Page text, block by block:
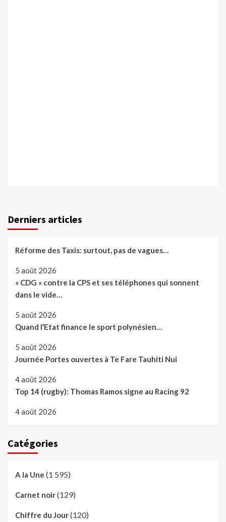
Derniers articles
Réforme des Taxis: surtout, pas de vagues…
5 août 2026
« CDG » contre la CPS et ses téléphones qui sonnent
dans le vide…
5 août 2026
Quand l’Etat finance le sport polynésien…
5 août 2026
Journée Portes ouvertes à Te Fare Tauhiti Nui
4 août 2026
Top 14 (rugby): Thomas Ramos signe au Racing 92
4 août 2026
Catégories
A la Une (1 595)
Carnet noir(129)
Chiffre du Jour(120)